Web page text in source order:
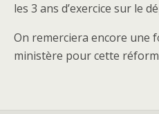
les 3 ans d’exercice sur le
On remerciera encore une
ministère pour cette